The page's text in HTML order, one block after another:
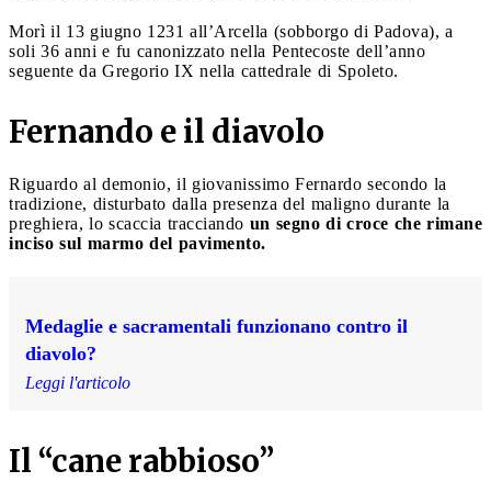
Morì il 13 giugno 1231 all’Arcella (sobborgo di Padova), a
soli 36 anni e fu canonizzato nella Pentecoste dell’anno
seguente da Gregorio IX nella cattedrale di Spoleto.
Fernando e il diavolo
Riguardo al demonio, il giovanissimo Fernardo secondo la
tradizione, disturbato dalla presenza del maligno durante la
preghiera, lo scaccia tracciando un segno di croce che rimane
inciso sul marmo del pavimento.
Medaglie e sacramentali funzionano contro il
diavolo?
Leggi l'articolo
Il “cane rabbioso”